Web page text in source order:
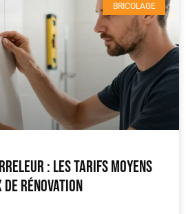
BRICOLAGE
: les tarifs moyens
rénovation